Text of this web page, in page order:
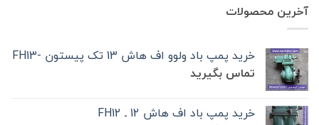
آخرین محصولات
خرید پمپ باد ولوو اف هاش 13 تک‌ پیستون -FH13
تماس بگیرید
خرید پمپ باد اف هاش 12 ـ FH12